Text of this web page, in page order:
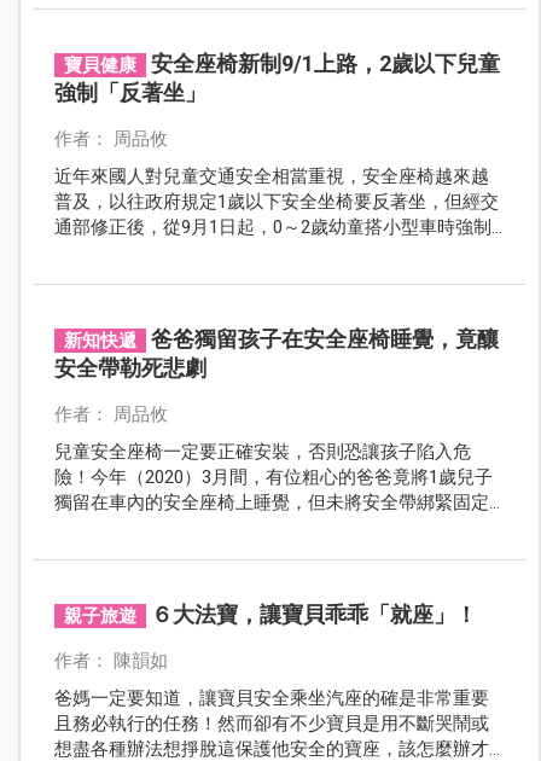
寶貝健康
安全座椅新制9/1上路，2歲以下兒童
強制「反著坐」
作者： 周品攸
近年來國人對兒童交通安全相當重視，安全座椅越來越
普及，以往政府規定1歲以下安全坐椅要反著坐，但經交
通部修正後，從9月1日起，0～2歲幼童搭小型車時強制
新知快遞
爸爸獨留孩子在安全座椅睡覺，竟釀
安全帶勒死悲劇
作者： 周品攸
兒童安全座椅一定要正確安裝，否則恐讓孩子陷入危
險！今年（2020）3月間，有位粗心的爸爸竟將1歲兒子
獨留在車內的安全座椅上睡覺，但未將安全帶綁緊固定
親子旅遊 ６大法寶，讓寶貝乖乖「就座」！
作者： 陳韻如
爸媽一定要知道，讓寶貝安全乘坐汽座的確是非常重要
且務必執行的任務！然而卻有不少寶貝是用不斷哭鬧或
想盡各種辦法想掙脫這保護他安全的寶座，該怎麼辦才